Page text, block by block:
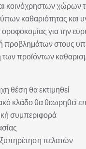
κοινόχρηστων χώρων
καθαριότητας και
για την
στους
προϊόντων
θέση θα εκτιμηθεί
κλάδο θα θεωρηθεί
συμπεριφορά
πελατών